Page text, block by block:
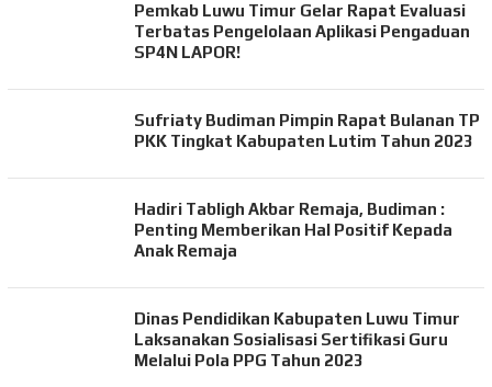
Pemkab Luwu Timur Gelar Rapat Evaluasi
Terbatas Pengelolaan Aplikasi Pengaduan
SP4N LAPOR!
Sufriaty Budiman Pimpin Rapat Bulanan TP
PKK Tingkat Kabupaten Lutim Tahun 2023
Hadiri Tabligh Akbar Remaja, Budiman :
Penting Memberikan Hal Positif Kepada
Anak Remaja
Dinas Pendidikan Kabupaten Luwu Timur
Laksanakan Sosialisasi Sertifikasi Guru
Melalui Pola PPG Tahun 2023